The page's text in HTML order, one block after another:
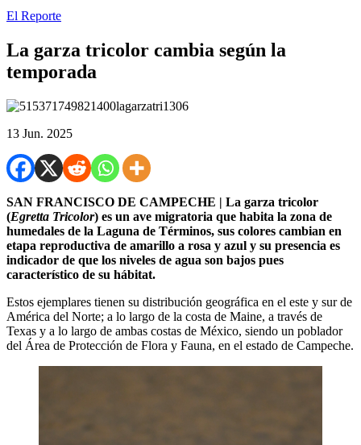
El Reporte
La garza tricolor cambia según la
temporada
13 Jun. 2025
SAN FRANCISCO DE CAMPECHE | La garza tricolor
(Egretta Tricolor) es un ave migratoria que habita la zona de
humedales de la Laguna de Términos, sus colores cambian en
etapa reproductiva de amarillo a rosa y azul y su presencia es
indicador de que los niveles de agua son bajos pues
característico de su hábitat.
Estos ejemplares tienen su distribución geográfica en el este y sur de
América del Norte; a lo largo de la costa de Maine, a través de
Texas y a lo largo de ambas costas de México, siendo un poblador
del Área de Protección de Flora y Fauna, en el estado de Campeche.